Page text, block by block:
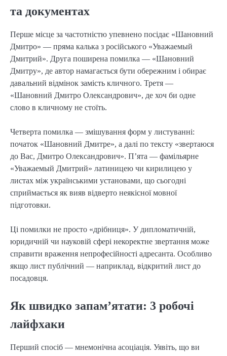
та документах
Перше місце за частотністю упевнено посідає «Шановний
Дмитро» — пряма калька з російського «Уважаемый
Дмитрий». Друга поширена помилка — «Шановний
Дмитру», де автор намагається бути обережним і обирає
давальний відмінок замість кличного. Третя —
«Шановний Дмитро Олександрович», де хоч би одне
слово в кличному не стоїть.
Четверта помилка — змішування форм у листуванні:
початок «Шановний Дмитре», а далі по тексту «звертаюся
до Вас, Дмитро Олександрович». П’ята — фамільярне
«Уважаемый Дмитрий» латиницею чи кирилицею у
листах між українськими установами, що сьогодні
сприймається як вияв відверто неякісної мовної
підготовки.
Ці помилки не просто «дрібниця». У дипломатичній,
юридичній чи науковій сфері некоректне звертання може
справити враження непрофесійності адресанта. Особливо
якщо лист публічний — наприклад, відкритий лист до
посадовця.
Як швидко запам’ятати: 3 робочі
лайфхаки
Перший спосіб — мнемонічна асоціація. Уявіть, що ви